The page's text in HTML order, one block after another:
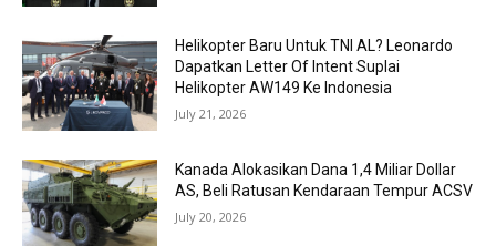
Helikopter Baru Untuk TNI AL? Leonardo
Dapatkan Letter Of Intent Suplai
Helikopter AW149 Ke Indonesia
July 21, 2026
Kanada Alokasikan Dana 1,4 Miliar Dollar
AS, Beli Ratusan Kendaraan Tempur ACSV
July 20, 2026